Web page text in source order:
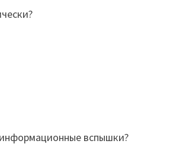
вспышки?